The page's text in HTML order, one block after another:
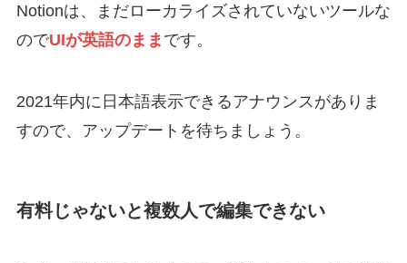
Notionは、まだローカライズされていないツールな
のでUIが英語のまま です。
2021年内に日本語表示できるアナウンスがありま
すので、アップデートを待ちましょう。
有料じゃないと複数人で編集できない